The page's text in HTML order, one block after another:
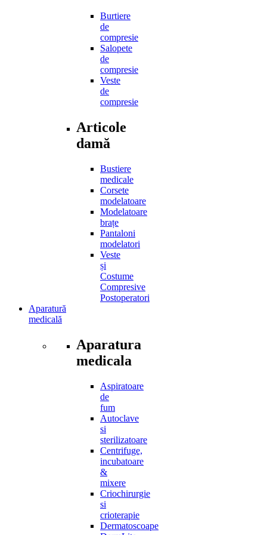
Burtiere
de
compresie
Salopete
de
compresie
Veste
de
compresie
Articole
damă
Bustiere
medicale
Corsete
modelatoare
Modelatoare
brațe
Pantaloni
modelatori
Veste
și
Costume
Compresive
Postoperatori
Aparatură
medicală
Aparatura
medicala
Aspiratoare
de
fum
Autoclave
si
sterilizatoare
Centrifuge,
incubatoare
&
mixere
Criochirurgie
si
crioterapie
Dermatoscoape